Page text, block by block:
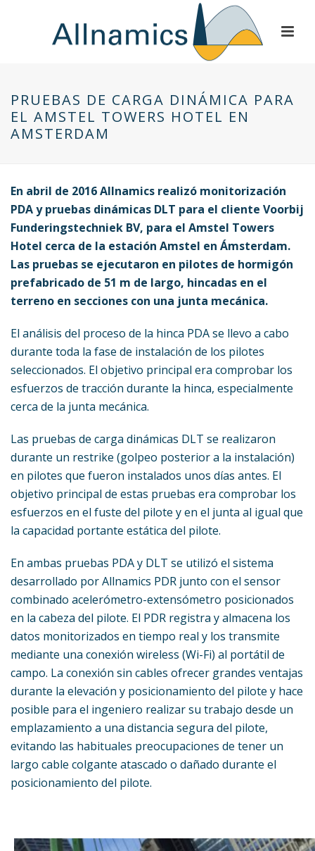
PRUEBAS DE CARGA DINÁMICA PARA
EL AMSTEL TOWERS HOTEL EN
AMSTERDAM
En abril de 2016 Allnamics realizó monitorización
PDA y pruebas dinámicas DLT para el cliente Voorbij
Funderingstechniek BV, para el Amstel Towers
Hotel cerca de la estación Amstel en Ámsterdam.
Las pruebas se ejecutaron en pilotes de hormigón
prefabricado de 51 m de largo, hincadas en el
terreno en secciones con una junta mecánica.
El análisis del proceso de la hinca PDA se llevo a cabo
durante toda la fase de instalación de los pilotes
seleccionados. El objetivo principal era comprobar los
esfuerzos de tracción durante la hinca, especialmente
cerca de la junta mecánica.
Las pruebas de carga dinámicas DLT se realizaron
durante un restrike (golpeo posterior a la instalación)
en pilotes que fueron instalados unos días antes. El
objetivo principal de estas pruebas era comprobar los
esfuerzos en el fuste del pilote y en el junta al igual que
la capacidad portante estática del pilote.
En ambas pruebas PDA y DLT se utilizó el sistema
desarrollado por Allnamics PDR junto con el sensor
combinado acelerómetro-extensómetro posicionados
en la cabeza del pilote. El PDR registra y almacena los
datos monitorizados en tiempo real y los transmite
mediante una conexión wireless (Wi-Fi) al portátil de
campo. La conexión sin cables ofrecer grandes ventajas
durante la elevación y posicionamiento del pilote y hace
posible para el ingeniero realizar su trabajo desde un
emplazamiento a una distancia segura del pilote,
evitando las habituales preocupaciones de tener un
largo cable colgante atascado o dañado durante el
posicionamiento del pilote.